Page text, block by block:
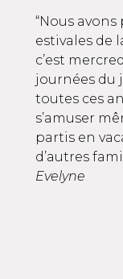
“Nous
estivales de
c’est
journées du
toutes ces
s’amuser
partis en
d’autres
Evelyne